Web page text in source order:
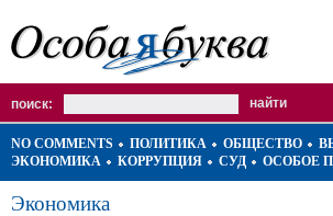
поиск:
NO COMMENTS ПОЛИТИКА ОБЩЕСТВО
ЭКОНОМИКА
КОРРУПЦИЯ СУД ОСОБОЕ
Экономика